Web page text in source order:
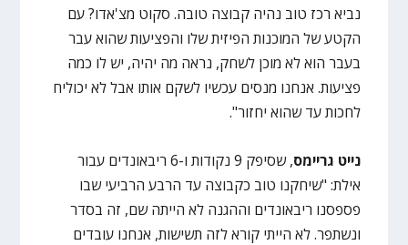
נביא רכז טוב נהיה קבוצה טובה. סקוט מצ'אדו? עם
הקטע של המוכנות הפיזית שלו והפציעות שהוא עבר
בעבר הוא לא מוכן לשחק, נראה מה יהיה, יש לו כמה
פציעות. אנחנו מנסים עכשיו לשקם אותו אבל לא יכוליח
לחכות עד שהוא יחזור".
נייט גריימס
, שסיפק 9 נקודות ו-6 ריבאונדים עבור
אילת: "שיחקנו טוב כקבוצה עד הרבע הרביעי שבו
פספסנו ריבאונדים וההגנה לא הייתה שם, זה בסדר
ונשתפר. לא הייתי קורא לזה תשישות, אנחנו עובדים